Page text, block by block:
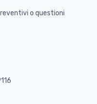
o questioni